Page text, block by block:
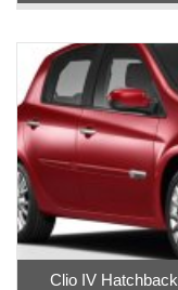
Clio IV Hatchback